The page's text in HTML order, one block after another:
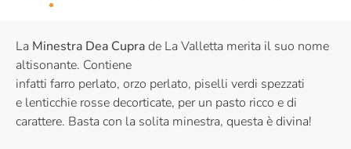
La Minestra Dea Cuprade La Valletta merita il suo nome
altisonante. Contiene
infatti farro perlato, orzo perlato, piselli verdi spezzati
e lenticchie rosse decorticate, per un pasto ricco e di
carattere. Basta con la solita minestra, questa è divina!